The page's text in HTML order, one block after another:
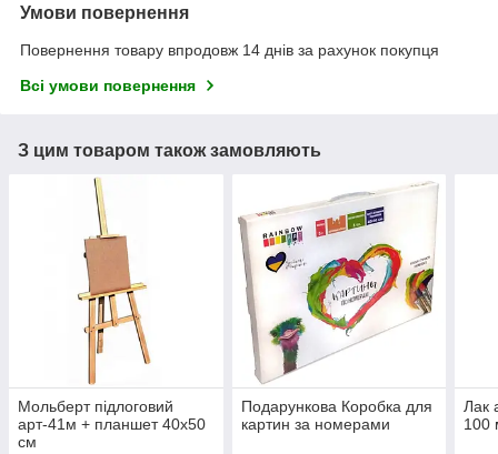
Умови повернення
Повернення товару впродовж 14 днів за рахунок покупця
Всі умови повернення
З цим товаром також замовляють
Мольберт підлоговий
арт-41м + планшет 40х50
см
Подарункова Коробка для
картин за номерами
Лак
100